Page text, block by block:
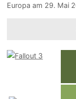
Europa am 29. Mai